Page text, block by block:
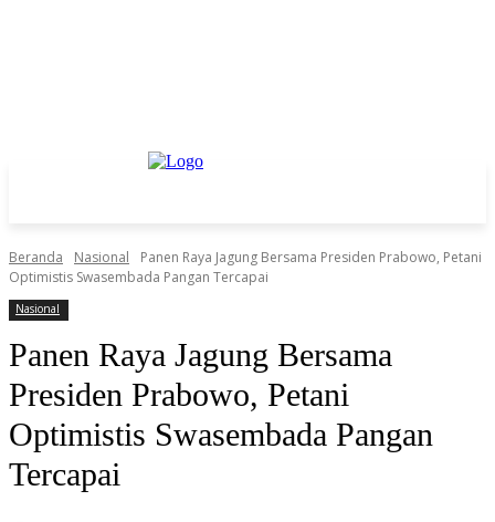
Beranda Nasional
Panen Raya Jagung Bersama Presiden Prabowo, Petani
Optimistis Swasembada Pangan Tercapai
Nasional
Panen Raya Jagung Bersama
Presiden Prabowo, Petani
Optimistis Swasembada Pangan
Tercapai